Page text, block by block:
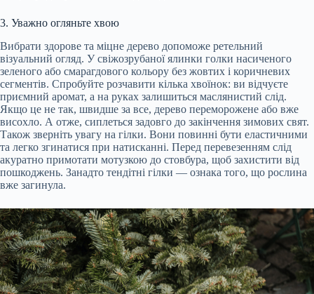
3. Уважно огляньте хвою
Вибрати здорове та міцне дерево допоможе ретельний
візуальний огляд. У свіжозрубаної ялинки голки насиченого
зеленого або смарагдового кольору без жовтих і коричневих
сегментів. Спробуйте розчавити кілька хвоїнок: ви відчуєте
приємний аромат, а на руках залишиться маслянистий слід.
Якщо це не так, швидше за все, дерево переморожене або вже
висохло. А отже, сиплеться задовго до закінчення зимових свят.
Також зверніть увагу на гілки. Вони повинні бути еластичними
та легко згинатися при натисканні. Перед перевезенням слід
акуратно примотати мотузкою до стовбура, щоб захистити від
пошкоджень. Занадто тендітні гілки — ознака того, що рослина
вже загинула.